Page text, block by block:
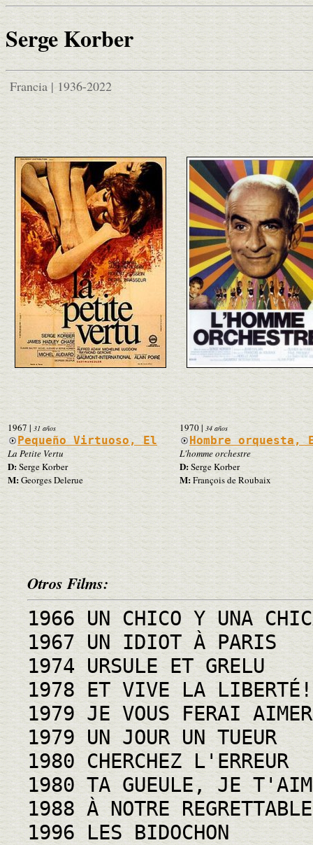
Serge Korber
Francia | 1936-2022
1967 | 31 años
Pequeño Virtuoso, El
La Petite Vertu
D:Serge Korber
M:Georges Delerue
1970| 34 años
Hombre orquesta,
L'homme orchestre
D:Serge Korber
M:François de Roubaix
Otros Films:
1966 UN CHICO Y UNA
1967 UN IDIOT À PARIS
1974 URSULE ET GRELU
1978 ET VIVE LA LIBERTÉ!
1979 JE VOUS FERAI
1979 UN JOUR UN TUEUR
1980 CHERCHEZ L'ERREUR
1980 TA GUEULE, JE
1988 À NOTRE
1996 LES BIDOCHON